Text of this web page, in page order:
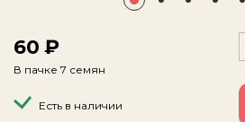
60
В пачке 7 семян
Есть в наличии